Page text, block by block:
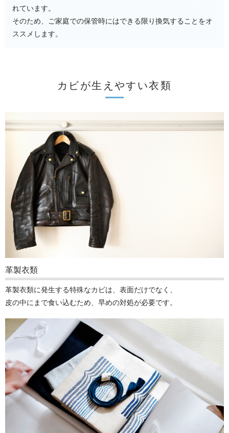
れています。
そのため、ご家庭での保管時にはできる限り換気することをオ
ススメします。
カビが生えやすい衣類
革製衣類
革製衣類に発生する特殊なカビは、表面だけでなく、
皮の中にまで食い込むため、早めの対処が必要です。